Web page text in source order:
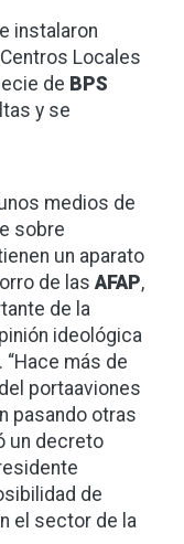
instalaron
Locales
de BPS
y se
medios de
sobre
un aparato
de las AFAP,
de la
ideológica
“Hace más de
portaaviones
pasando otras
un decreto
de
el sector de la